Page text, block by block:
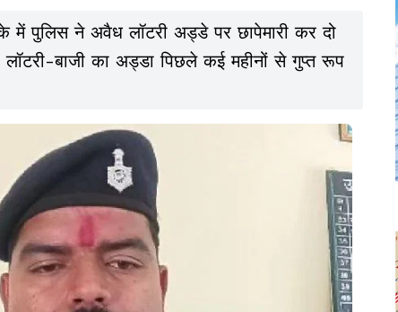
में पुलिस ने अवैध लॉटरी अड्डे पर छापेमारी कर दो
बाजी का अड्डा पिछले कई महीनों से गुप्त रूप